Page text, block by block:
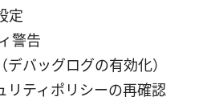
定
警告
デバッグログの有効化）
リティポリシーの再確認